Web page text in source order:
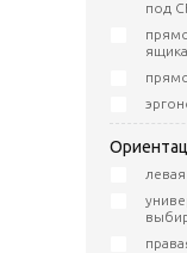
под
ящика
левая